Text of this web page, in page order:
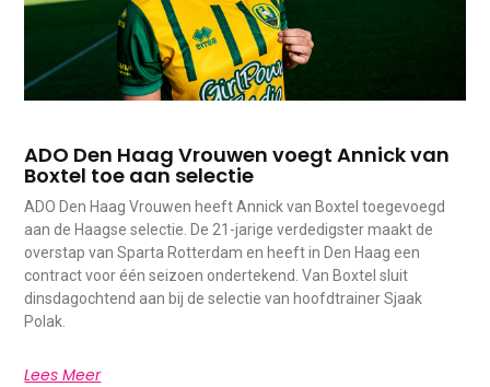
ADO Den Haag Vrouwen voegt Annick van
Boxtel toe aan selectie
ADO Den Haag Vrouwen heeft Annick van Boxtel toegevoegd
aan de Haagse selectie. De 21-jarige verdedigster maakt de
overstap van Sparta Rotterdam en heeft in Den Haag een
contract voor één seizoen ondertekend. Van Boxtel sluit
dinsdagochtend aan bij de selectie van hoofdtrainer Sjaak
Polak.
Lees Meer